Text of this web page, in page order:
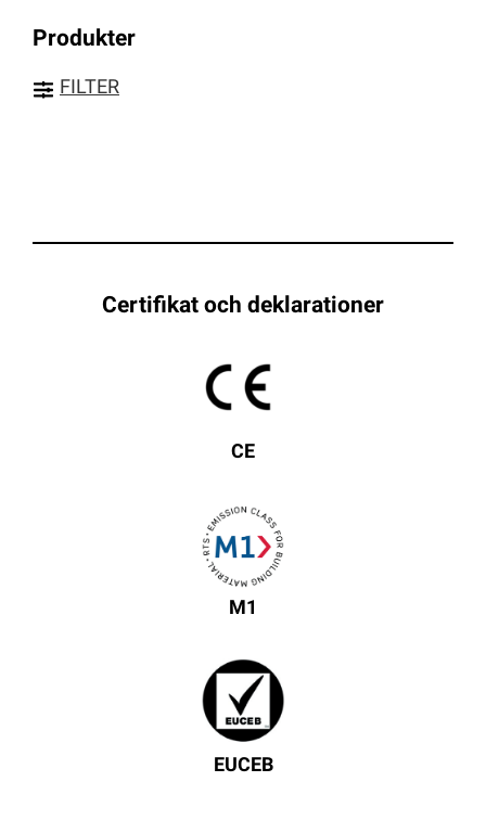
Produkter
FILTER
Certifikat och deklarationer
CE
M1
EUCEB